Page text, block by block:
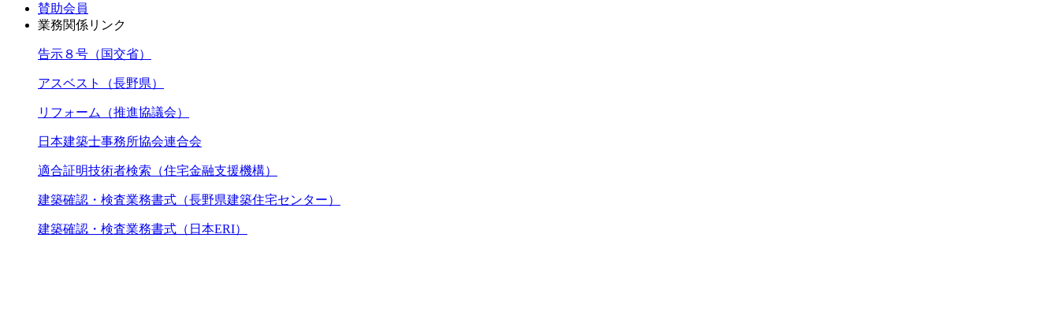
賛助会員
業務関係リンク
告示８号（国交省）
アスベスト（長野県）
リフォーム（推進協議会）
日本建築士事務所協会連合会
適合証明技術者検索（住宅金融支援機構）
建築確認・検査業務書式（長野県建築住宅センター）
建築確認・検査業務書式（日本ERI）